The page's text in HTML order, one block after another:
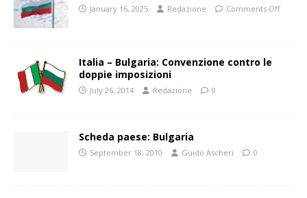
January 16, 2025 Redazione Comments Off
Italia – Bulgaria: Convenzione contro le
doppie imposizioni
July 26, 2014 Redazione 0
Scheda paese: Bulgaria
September 18, 2010 Guido Ascheri 0